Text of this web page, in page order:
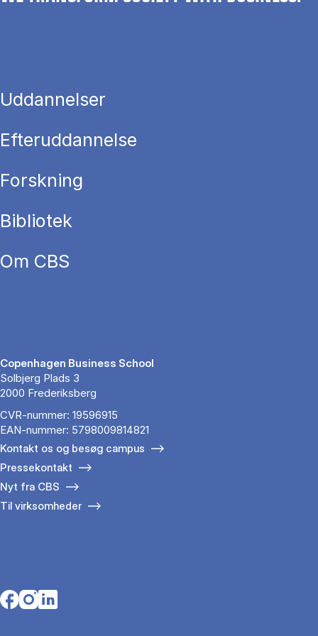
Uddannelser
Efteruddannelse
Forskning
Bibliotek
Om CBS
Copenhagen Business School
Solbjerg Plads 3
2000 Frederiksberg
CVR-nummer: 19596915
EAN-nummer: 5798009814821
Kontakt os og besøg campus
Pressekontakt
Nyt fra CBS
Til virksomheder
Opens in a new tab
Opens in a new tab
Opens in a new tab